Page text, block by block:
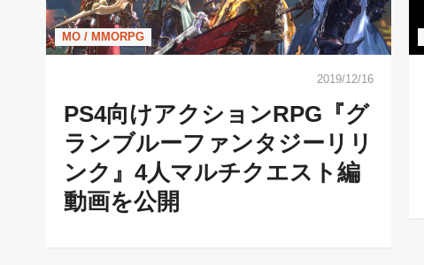
MO / MMORPG
2019/12/16
PS4向けアクションRPG『グ
ランブルーファンタジーリリ
ンク』4人マルチクエスト編
動画を公開